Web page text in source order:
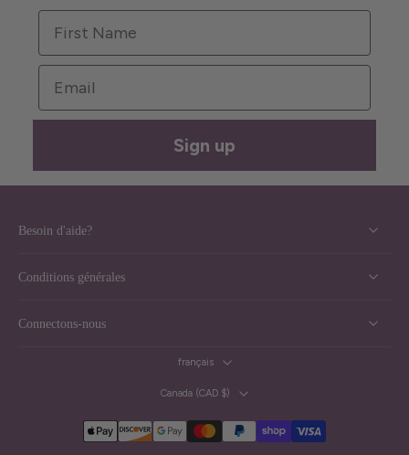
First Name
Email
Sign up
Besoin d'aide?
Conditions générales
Connectons-nous
français
Canada ‎(CAD $)‎